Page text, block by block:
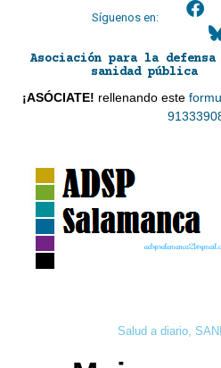
Síguenos en:
Asociación para la
sanidad pública
¡ASÓCIATE! rellenando este
Salud a diario,